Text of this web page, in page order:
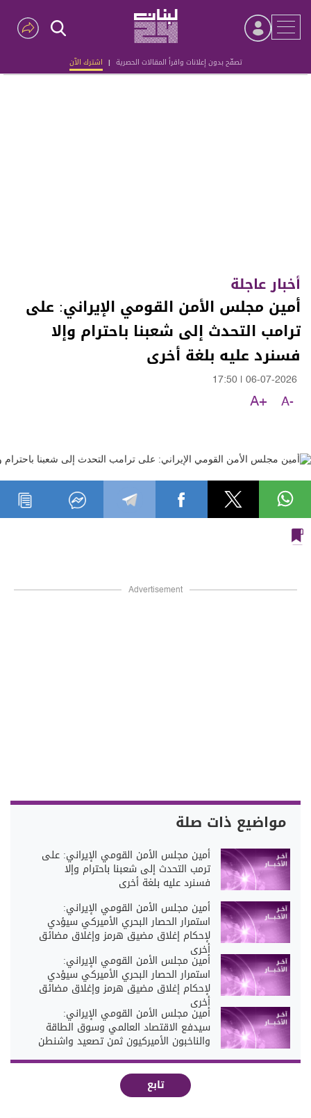
تصفّح بدون إعلانات واقرأ المقالات الحصرية | اشترك الآن
Advertisement
أخبار عاجلة
أمين مجلس الأمن القومي الإيراني: على
ترامب التحدث إلى شعبنا باحترام وإلا
فسنرد عليه بلغة أخرى
06-07-2026
17:50
A-
A+
Advertisement
مواضيع ذات صلة
أمين مجلس الأمن القومي الإيراني: على
ترمب التحدث إلى شعبنا باحترام وإلا
فسنرد عليه بلغة أخرى
أمين مجلس الأمن القومي الإيراني:
استمرار الحصار البحري الأميركي سيؤدي
لإحكام إغلاق مضيق هرمز وإغلاق مضائق
أخرى
أمين مجلس الأمن القومي الإيراني:
استمرار الحصار البحري الأميركي سيؤدي
لإحكام إغلاق مضيق هرمز وإغلاق مضائق
أخرى
أمين مجلس الأمن القومي الإيراني:
سيدفع الاقتصاد العالمي وسوق الطاقة
والناخبون الأميركيون ثمن تصعيد واشنطن
تابع